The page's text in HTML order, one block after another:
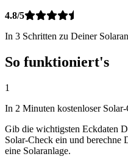
4.8/5
In 3 Schritten zu Deiner
So funktioniert's
1
In 2 Minuten kostenloser
Gib die wichtigsten Eckdaten
Solar-Check ein und berechne
eine Solaranlage.